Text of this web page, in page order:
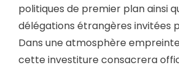
politiques de premier plan ainsi
délégations étrangères invitées
Dans une atmosphère
cette investiture consacrera